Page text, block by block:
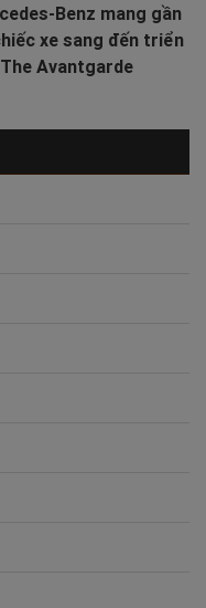
Benz mang gần
xe sang đến triển
Avantgarde